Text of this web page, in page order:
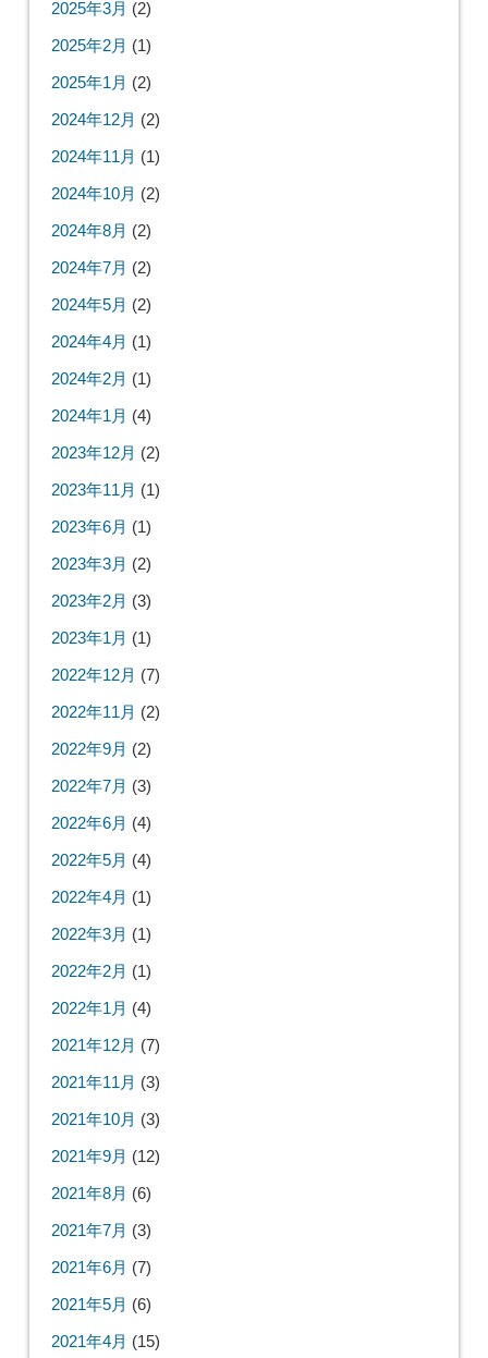
2025年3月 (2)
2025年2月 (1)
2025年1月 (2)
2024年12月 (2)
2024年11月 (1)
2024年10月 (2)
2024年8月 (2)
2024年7月 (2)
2024年5月 (2)
2024年4月 (1)
2024年2月 (1)
2024年1月 (4)
2023年12月 (2)
2023年11月 (1)
2023年6月 (1)
2023年3月 (2)
2023年2月 (3)
2023年1月 (1)
2022年12月 (7)
2022年11月 (2)
2022年9月 (2)
2022年7月 (3)
2022年6月 (4)
2022年5月 (4)
2022年4月 (1)
2022年3月 (1)
2022年2月 (1)
2022年1月 (4)
2021年12月 (7)
2021年11月 (3)
2021年10月 (3)
2021年9月 (12)
2021年8月 (6)
2021年7月 (3)
2021年6月 (7)
2021年5月 (6)
2021年4月 (15)